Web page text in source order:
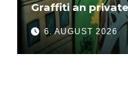
Graffiti an
bis 3.500 Euro
6. AUGUST 2026